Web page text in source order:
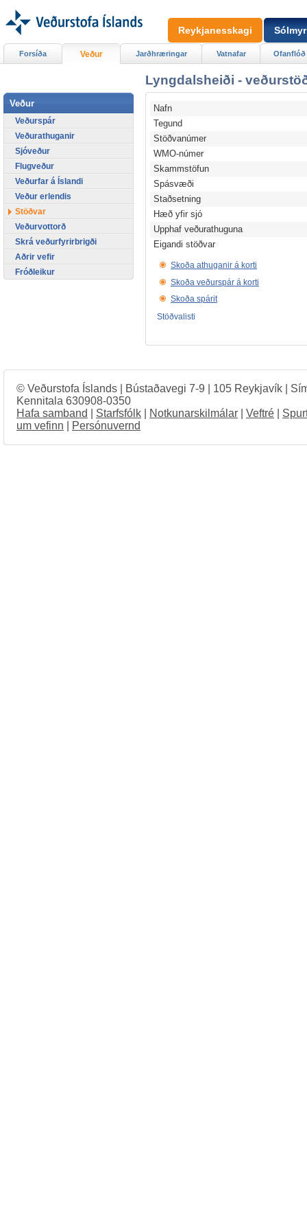
Lyngdalsheiði -
Nafn
Tegund
Stöðvanúmer
WMO-númer
Skammstöfun
Spásvæði
Staðsetning
Hæð yfir sjó
Upphaf veðurathuguna
Eigandi stöðvar
Skoða athuganir á korti
Skoða veðurspár á korti
Skoða spárit
Stöðvalisti
Forsíða Veður Jarðhræringar Vatnafar Ofanflóð
Veður
Veðurspár
Veðurathuganir
Sjóveður
Flugveður
Veðurfar á Íslandi
Veður erlendis
Stöðvar
Veðurvottorð
Skrá veðurfyrirbrigði
Aðrir vefir
Fróðleikur
Reykjanesskagi
© Veðurstofa Íslands | Bústaðavegi 7-9 | 105 Reykjavík |
Kennitala 630908-0350
Hafa samband
Starfsfólk Notkunarskilmálar Veftré
um vefinn
Persónuvernd